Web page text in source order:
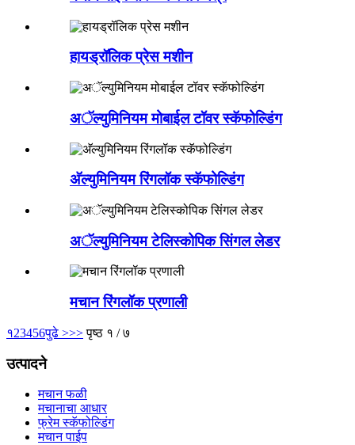
हायड्रॉलिक प्रेस मशीन
अॅल्युमिनियम मोबाईल टॉवर स्कॅफोल्डिंग
अ‍ॅल्युमिनियम रिंगलॉक स्कॅफोल्डिंग
अॅल्युमिनियम टेलिस्कोपिक सिंगल लेडर
मचान रिंगलॉक प्रणाली
१23456पुढे >>> पृष्ठ १ / ७
उत्पादने
मचान फळी
मचानाचा आधार
फ्रेम स्कॅफोल्डिंग
मचान पाईप